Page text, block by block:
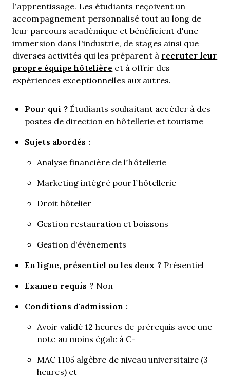
l’apprentissage. Les étudiants reçoivent un
accompagnement personnalisé tout au long de
leur parcours académique et bénéficient d'une
immersion dans l'industrie, de stages ainsi que
diverses activités qui les préparent à recruter leur
propre équipe hôtelière et à offrir des
expériences exceptionnelles aux autres.
Pour qui ? Étudiants souhaitant accéder à des
postes de direction en hôtellerie et tourisme
Sujets abordés :
Analyse financière de l’hôtellerie
Marketing intégré pour l’hôtellerie
Droit hôtelier
Gestion restauration et boissons
Gestion d'événements
En ligne, présentiel ou les deux ? Présentiel
Examen requis ? Non
Conditions d'admission :
Avoir validé 12 heures de prérequis avec une
note au moins égale à C-
MAC 1105 algèbre de niveau universitaire (3
heures) et